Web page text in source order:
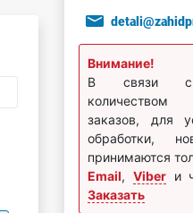
Внимание!
В связи с
заказов, для
обработки,
принимаются
Email, Viberи
Заказать